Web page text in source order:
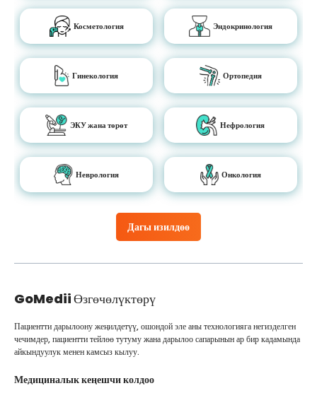
Дагы изилдөө
Косметология Эндокринология
Гинекология Ортопедия
ЭКУ жана төрөт Нефрология
Неврология Онкология
GoMediiӨзгөчөлүктөрү
Пациентти дарылоону жеңилдетүү, ошондой эле аны технологияга негизделген
чечимдер, пациентти тейлөө тутуму жана дарылоо сапарынын ар бир кадамында
айкындуулук менен камсыз кылуу.
Медициналык кеңешчи колдоо